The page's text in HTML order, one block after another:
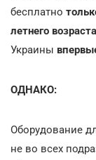
бесплатно
летнего возраста
Украины
ОДНАКО:
Оборудование
не во всех